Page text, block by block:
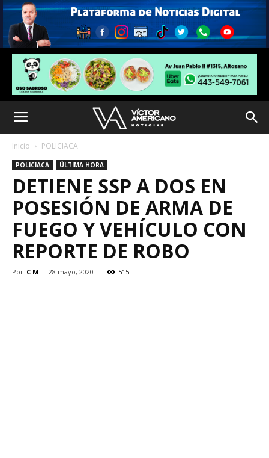
Inicio POLICIACA
POLICIACA ÚLTIMA HORA
DETIENE SSP A DOS EN
POSESIÓN DE ARMA DE
FUEGO Y VEHÍCULO CON
REPORTE DE ROBO
Por C M - 28 mayo, 2020 515